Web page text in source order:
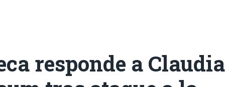
responde a Claudia